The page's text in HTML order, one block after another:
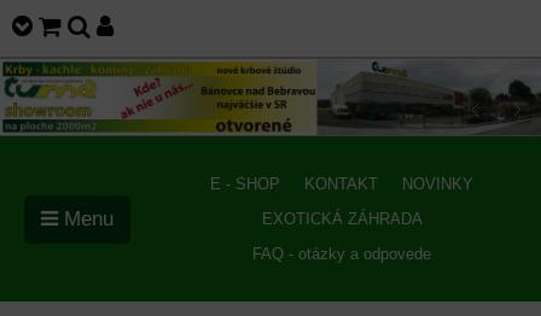
E - SHOP KONTAKT
NOVINKY
EXOTICKÁ ZÁHRADA
FAQ - otázky a odpovede
Menu